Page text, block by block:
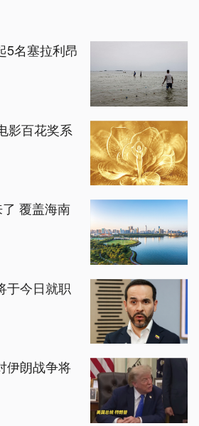
5名塞拉利昂
影百花奖系
覆盖海南
于今日就职
伊朗战争将